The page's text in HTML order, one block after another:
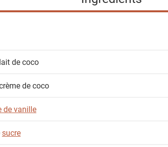
lait de coco
de coco
de vanille
sucre